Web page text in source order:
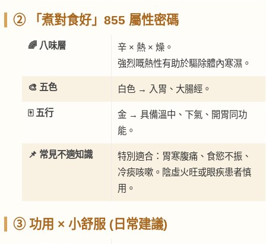
② 「煮對食好」855 屬性密碼
🌈 八味層
辛 × 熱 × 燥。
強烈嘅熱性有助於驅除體內寒濕。
🎨 五色 白色 → 入胃、大腸經。
🀄 五行
金 → 具備溫中、下氣、開胃同功
能。
📌 常見不適知識
特別適合：胃寒腹痛、食慾不振、
冷痰咳嗽。陰虛火旺或眼疾患者慎
用。
③ 功用 × 小舒服 (日常建議)